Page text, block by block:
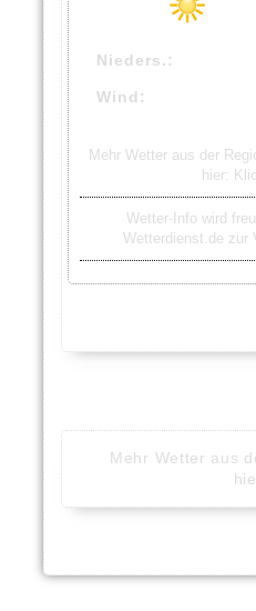
Nieders.:
Wind:
Mehr Wetter aus der
hier:
Wetter-Info wird
Wetterdienst.de zur
Mehr Wetter aus